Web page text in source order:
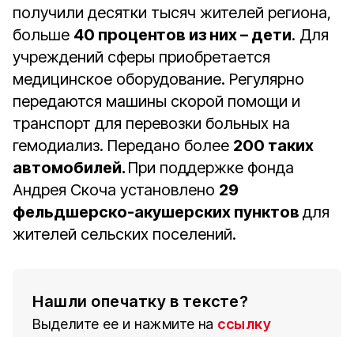
получили десятки тысяч жителей региона,
больше 40 процентов из них – дети. Для
учреждений сферы приобретается
медицинское оборудование. Регулярно
передаются машины скорой помощи и
транспорт для перевозки больных на
гемодиализ. Передано более 200 таких
автомобилей. При поддержке фонда
Андрея Скоча установлено 29
фельдшерско-акушерских пунктов для
жителей сельских поселений.
Нашли опечатку в тексте?
Выделите ее и нажмите на ссылку